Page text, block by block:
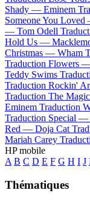
Shady — Eminem
Someone You
— Tom Odell
Hold Us —
Christmas — Wham
Traduction Flowers
Teddy Swims
Traduction Rockin'
Traduction The
Eminem Traduction
Traduction Special —
Red — Doja Cat
Mariah Carey
HP mobile
A B C D E F G H I J
Thématiques